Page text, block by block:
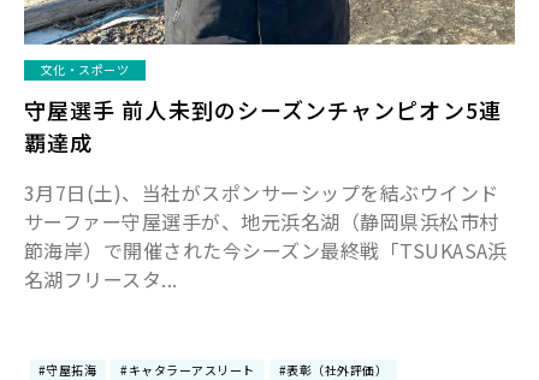
文化・スポーツ
守屋選手 前人未到のシーズンチャンピオン5連
覇達成
3月7日(土)、当社がスポンサーシップを結ぶウインド
サーファー守屋選手が、地元浜名湖（静岡県浜松市村
節海岸）で開催された今シーズン最終戦「TSUKASA浜
名湖フリースタ...
#守屋拓海 #キャタラーアスリート #表彰（社外評価）